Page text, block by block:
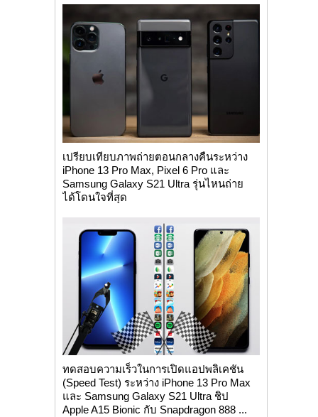
เปรียบเทียบภาพถ่ายตอนกลางคืนระหว่าง
iPhone 13 Pro Max, Pixel 6 Pro และ
Samsung Galaxy S21 Ultra รุ่นไหนถ่าย
ได้โดนใจที่สุด
ทดสอบความเร็วในการเปิดแอปพลิเคชัน
(Speed Test) ระหว่าง iPhone 13 Pro Max
และ Samsung Galaxy S21 Ultra ชิป
Apple A15 Bionic กับ Snapdragon 888 ...